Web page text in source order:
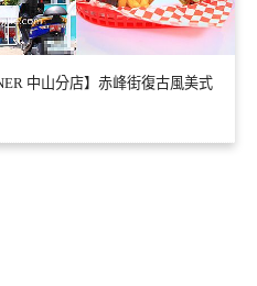
中山分店】赤峰街復古風美式